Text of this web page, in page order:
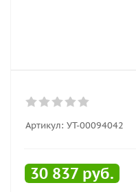
Артикул: УТ-00094042
30 837 руб.